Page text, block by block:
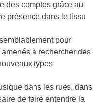
des comptes grâce au
présence dans le tissu
pour
à rechercher des
types
dans les rues, dans
de faire entendre la